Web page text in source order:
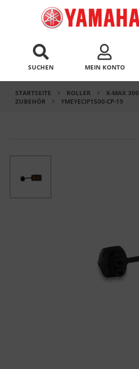
SUCHEN MEIN KONTO
STARTSEITE ROLLER X-MAX 300
ZUBEHÖR
YMEYECIP1500-CP-19